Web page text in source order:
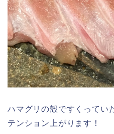
ハマグリの殻ですくってい
テンション上がります！